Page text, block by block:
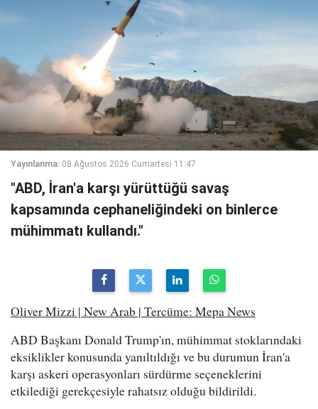
Yayınlanma: 08 Ağustos 2026 Cumartesi 11:47
"ABD, İran'a karşı yürüttüğü savaş
kapsamında cephaneliğindeki on binlerce
mühimmatı kullandı."
Oliver Mizzi | New Arab | Tercüme: Mepa News
ABD Başkanı Donald Trump'ın, mühimmat stoklarındaki
eksiklikler konusunda yanıltıldığı ve bu durumun İran'a
karşı askeri operasyonları sürdürme seçeneklerini
etkilediği gerekçesiyle rahatsız olduğu bildirildi.